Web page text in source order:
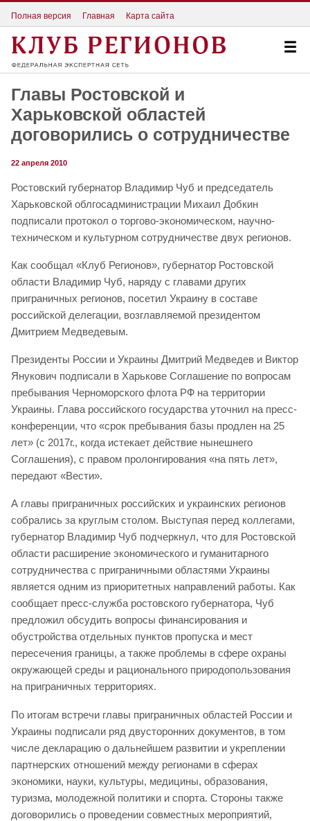
Полная версия Главная Карта сайта
Главы Ростовской и
Харьковской областей
договорились о сотрудничестве
22 апреля 2010
Ростовский губернатор Владимир Чуб и председатель
Харьковской облгосадминистрации Михаил Добкин
подписали протокол о торгово-экономическом, научно-
техническом и культурном сотрудничестве двух регионов.
Как сообщал «Клуб Регионов», губернатор Ростовской
области Владимир Чуб, наряду с главами других
приграничных регионов, посетил Украину в составе
российской делегации, возглавляемой президентом
Дмитрием Медведевым.
Президенты России и Украины Дмитрий Медведев и Виктор
Янукович подписали в Харькове Соглашение по вопросам
пребывания Черноморского флота РФ на территории
Украины. Глава российского государства уточнил на пресс-
конференции, что «срок пребывания базы продлен на 25
лет» (с 2017г., когда истекает действие нынешнего
Соглашения), с правом пролонгирования «на пять лет»,
передают «Вести».
А главы приграничных российских и украинских регионов
собрались за круглым столом. Выступая перед коллегами,
губернатор Владимир Чуб подчеркнул, что для Ростовской
области расширение экономического и гуманитарного
сотрудничества с приграничными областями Украины
является одним из приоритетных направлений работы. Как
сообщает пресс-служба ростовского губернатора, Чуб
предложил обсудить вопросы финансирования и
обустройства отдельных пунктов пропуска и мест
пересечения границы, а также проблемы в сфере охраны
окружающей среды и рационального природопользования
на приграничных территориях.
По итогам встречи главы приграничных областей России и
Украины подписали ряд двусторонних документов, в том
числе декларацию о дальнейшем развитии и укреплении
партнерских отношений между регионами в сферах
экономики, науки, культуры, медицины, образования,
туризма, молодежной политики и спорта. Стороны также
договорились о проведении совместных мероприятий,